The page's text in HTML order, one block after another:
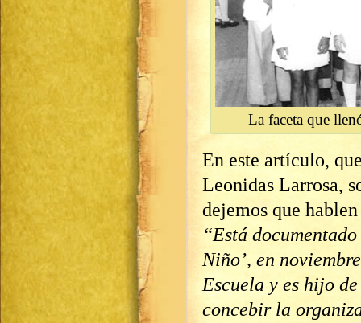
La faceta que
En este artículo,
Leonidas Larrosa,
dejemos que
“Está
Niño’, en
Escuela y es hijo
concebir la